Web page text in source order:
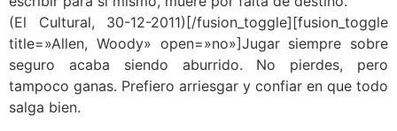
(El Cultural, 30-12-2011)[/fusion_toggle][fusion_toggle
title=»Allen, Woody» open=»no»]Jugar siempre sobre
seguro acaba siendo aburrido. No pierdes, pero
tampoco ganas. Prefiero arriesgar y confiar en que todo
salga bien.